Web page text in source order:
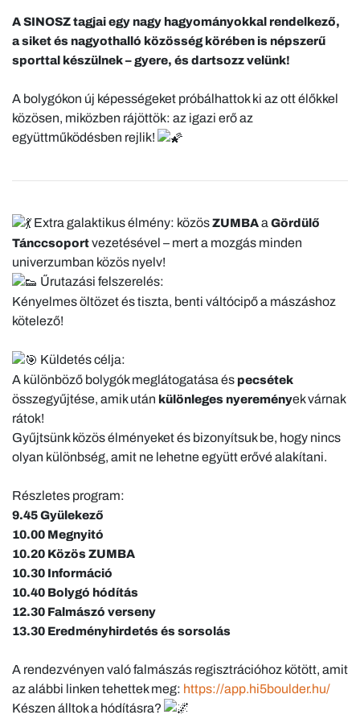
A SINOSZ tagjai egy nagy hagyományokkal rendelkező,
a siket és nagyothalló közösség körében is népszerű
sporttal készülnek – gyere, és dartsozz velünk!
A bolygókon új képességeket próbálhattok ki az ott élőkkel
közösen, miközben rájöttök: az igazi erő az
együttműködésben rejlik!
Extra galaktikus élmény: közösZUMBAa Gördülő
Tánccsoportvezetésével – mert a mozgás minden
univerzumban közös nyelv!
Űrutazási felszerelés:
Kényelmes öltözet és tiszta, benti váltócipő a mászáshoz
kötelező!
Küldetés célja:
A különböző bolygók meglátogatása és pecsétek
összegyűjtése, amik után különleges nyeremények várnak
rátok!
Gyűjtsünk közös élményeket és bizonyítsuk be, hogy nincs
olyan különbség, amit ne lehetne együtt erővé alakítani.
Részletes program:
9.45 Gyülekező
10.00 Megnyitó
10.20 Közös ZUMBA
10.30 Információ
10.40 Bolygó hódítás
12.30 Falmászó verseny
13.30 Eredményhirdetés és sorsolás
A rendezvényen való falmászás regisztrációhoz kötött, amit
az alábbi linken tehettek meg: https://app.hi5boulder.hu/
Készen álltok a hódításra?